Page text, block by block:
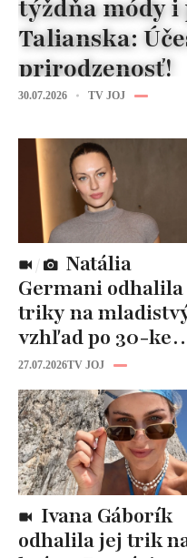
týždňa módy
Talianska:
prirodzenosť!
30.07.2026 TV JOJ
Germani odhalila
triky na
vzhľad po 30-ke:
Fungujú lepšie
než drahá
kozmetika
27.07.2026TV JOJ
odhalila jej trik